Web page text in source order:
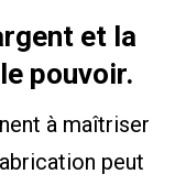
et la
pouvoir.
à maîtriser
peut